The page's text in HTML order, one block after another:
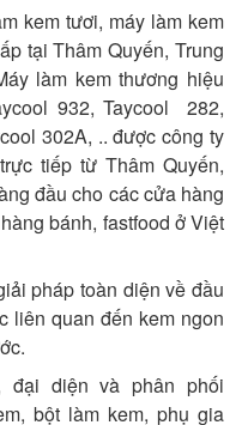
kem tươi, máy làm kem
tại Thâm Quyến, Trung
làm kem thương hiệu
932, Taycool 282,
302A, .. được công ty
tiếp từ Thâm Quyến,
đầu cho các cửa hàng
bánh, fastfood ở Việt
pháp toàn diện về đầu
liên quan đến kem ngon
đại diện và phân phối
bột làm kem, phụ gia